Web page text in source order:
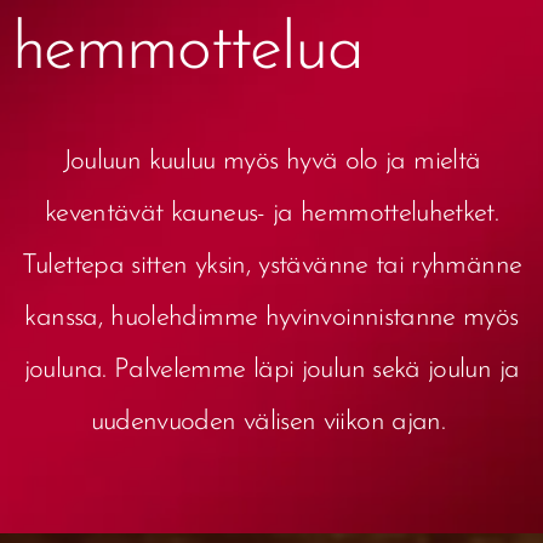
hemmottelua
Jouluun kuuluu myös hyvä olo ja mieltä
keventävät kauneus- ja hemmotteluhetket.
Tulettepa sitten yksin, ystävänne tai ryhmänne
kanssa, huolehdimme hyvinvoinnistanne myös
jouluna. Palvelemme läpi joulun sekä joulun ja
uudenvuoden välisen viikon ajan.